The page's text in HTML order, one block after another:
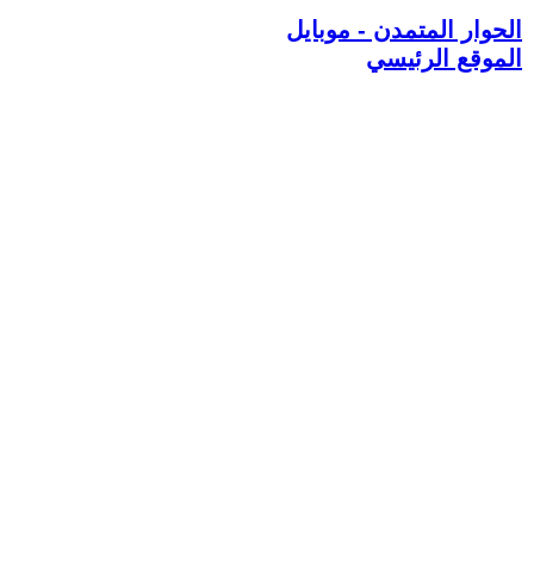
الحوار المتمدن - موبايل
الموقع الرئيسي